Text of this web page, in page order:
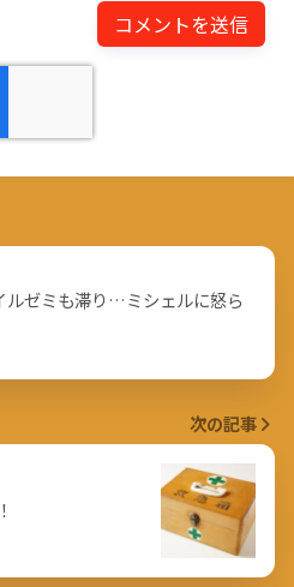
ルゼミも滞り…ミシェルに怒ら
次の記事